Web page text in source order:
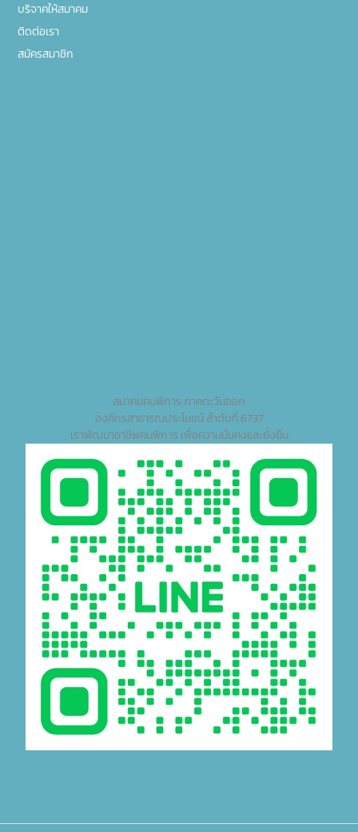
สมาคมคนพิการ ภาคตะวันออก
องค์กรสาธารณประโยชน์ ลำดับที่ 6737
เราพัฒนาอาชีพคนพิการ เพื่อความมั่นคงและยั่งยืน
บริจาคให้สมาคม
ติดต่อเรา
สมัครสมาชิก